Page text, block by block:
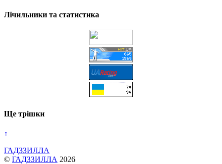
Лічильники та статистика
Ще трішки
↑
ГАДЗЗИЛЛА
© ГАДЗЗИЛЛА 2026